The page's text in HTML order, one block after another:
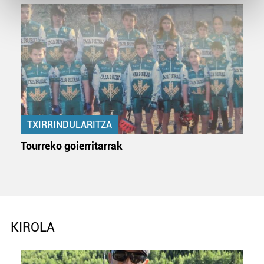
and set your preferences in thedetails section
Guk eta gure bazkideek zure datu pertsonalak
prozesatzen ditugu, zure IP zenbakia, besteak beste,
teknologia erabiliz, cookieak adibidez, iragarki eta eduki
pertsonalizatuak eskaintzeko, iragarkiak eta edukia
neurtzeko, jendeari buruzko informazioa biltzeko eta
produktuak garatzeko. Zure datuak nork eta zertarako
erabiltzen dituen hauta dezakezu.
Bazkide batzuek ez dizute baimenik eskatzen, eta beren
buruzko informazio gehiago eta ezarri zure lehentasunak
TXIRRINDULARITZA
Tourreko goierritarrak
KIROLA